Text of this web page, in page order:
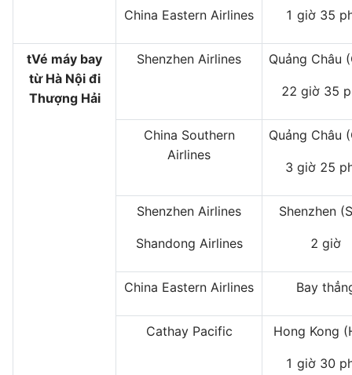
China Eastern Airlines 1 giờ 35
tVé máy bay
từ Hà Nội đi
Thượng Hải
Shenzhen Airlines Quảng Châu
22 giờ 35
China Southern
Airlines
Quảng Châu
3 giờ 25
Shenzhen Airlines
Shandong Airlines
Shenzhen
2 giờ
China Eastern Airlines Bay
Cathay Pacific Hong Kong
1 giờ 30